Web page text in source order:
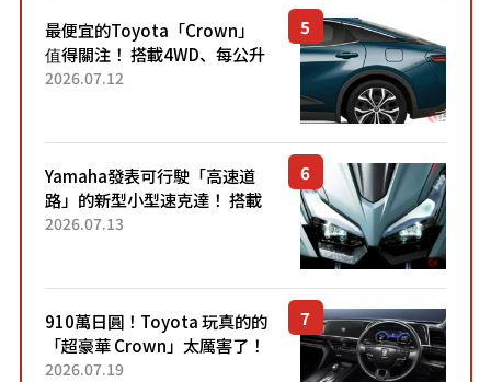
最便宜的Toyota「Crown」
值得關注！ 搭載4WD、每公升
22.4公里低油耗表現超亮眼！
2026.07.12
Yamaha發表可行駛「高速道
路」的新型小型速克達！ 搭載
能享受超強勁「渦輪感」的動
2026.07.13
910萬日圓！Toyota 玩真的的
「超豪華 Crown」太厲害了！
採用由「匠人技藝」打造的
2026.07.19